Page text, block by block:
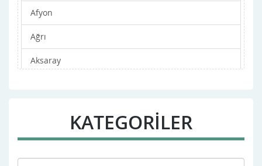
Afyon
Ağrı
Aksaray
Ardahan
KATEGORİLER